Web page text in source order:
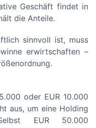
Geschäft findet in
die Anteile.
sinnvoll ist, muss
erwirtschaften –
oder EUR 10.000
aus, um eine Holding
EUR 50.000